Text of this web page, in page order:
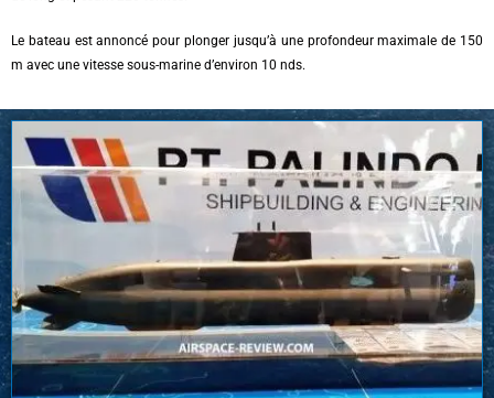
Le bateau est annoncé pour plonger jusqu’à une profondeur maximale de 150
m avec une vitesse sous-marine d’environ 10 nds.